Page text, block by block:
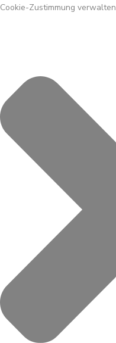
Cookie-Zustimmung verwalten